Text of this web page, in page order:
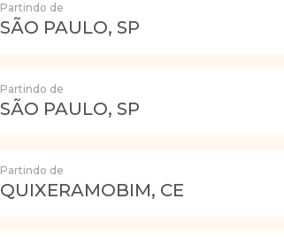
Partindo de
SÃO PAULO, SP
Partindo de
SÃO PAULO, SP
Partindo de
QUIXERAMOBIM, CE